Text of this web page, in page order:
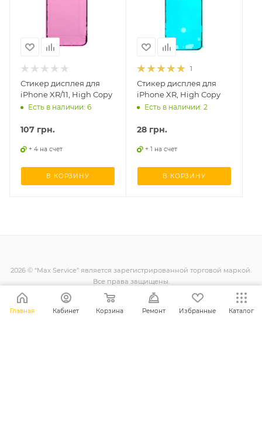
Стикер дисплея для
iPhone XR/11, High Copy
Есть в наличии: 6
107 грн.
+ 4 на счет
В КОРЗИНУ
1
Стикер дисплея для
iPhone XR, High Copy
Есть в наличии: 2
28 грн.
+ 1 на счет
В КОРЗИНУ
2026 © “Max Service” является зарегистрированной торговой маркой.
Все права защищены.
Главная Кабинет Корзина Ремонт Избранные Каталог